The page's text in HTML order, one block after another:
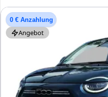
0 € Anzahlung
Angebot